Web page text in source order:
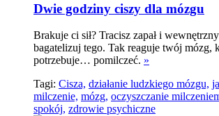
Dwie godziny ciszy dla mózgu
Brakuje ci sił? Tracisz zapał i
bagatelizuj tego. Tak reaguje twój mózg,
potrzebuje… pomilczeć. »
Tagi: Cisza, działanie ludzkiego mózgu,
milczenie, mózg, oczyszczanie
spokój, zdrowie psychiczne